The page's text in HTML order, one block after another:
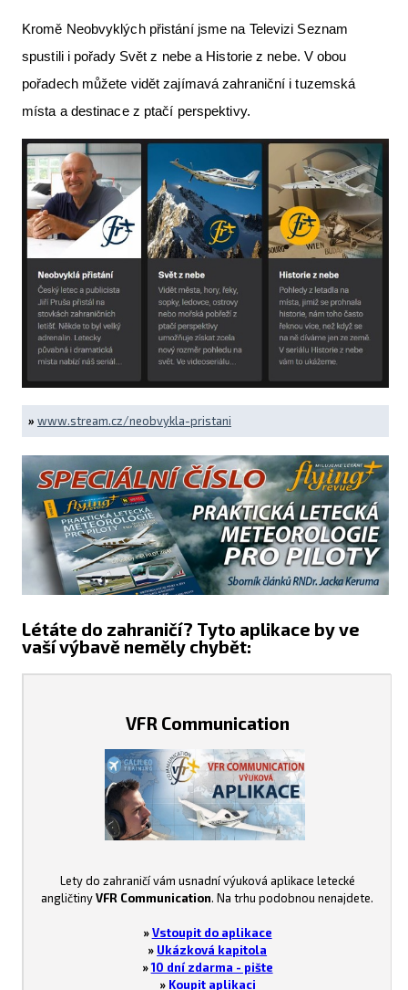
Kromě Neobvyklých přistání jsme na Televizi Seznam
spustili i pořady Svět z nebe a Historie z nebe. V obou
pořadech můžete vidět zajímavá zahraniční i tuzemská
místa a destinace z ptačí perspektivy.
» www.stream.cz/neobvykla-pristani
Létáte do zahraničí? Tyto aplikace by ve
vaší výbavě neměly chybět:
VFR Communication
Lety do zahraničí vám usnadní výuková aplikace letecké
angličtinyVFR Communication. Na trhu podobnou nenajdete.
» Vstoupit do aplikace
» Ukázková kapitola
»10 dní zdarma - pište
» Koupit aplikaci